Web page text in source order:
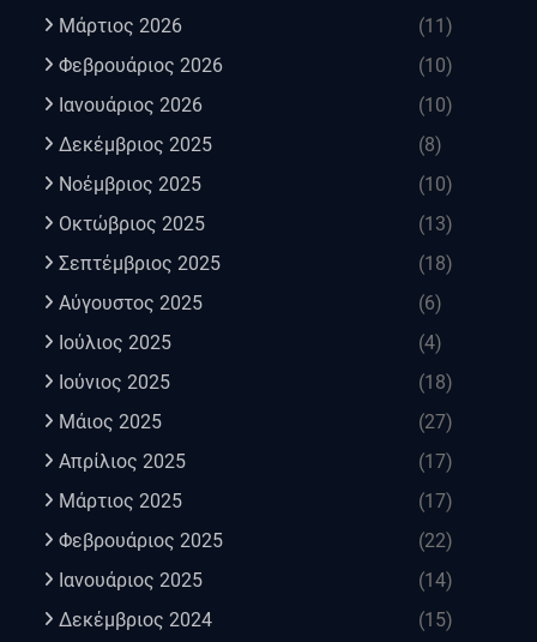
Μάρτιος 2026
(11)
Φεβρουάριος 2026
(10)
Ιανουάριος 2026
(10)
Δεκέμβριος 2025
(8)
Νοέμβριος 2025
(10)
Οκτώβριος 2025
(13)
Σεπτέμβριος 2025
(18)
Αύγουστος 2025
(6)
Ιούλιος 2025
(4)
Ιούνιος 2025
(18)
Μάιος 2025
(27)
Απρίλιος 2025
(17)
Μάρτιος 2025
(17)
Φεβρουάριος 2025
(22)
Ιανουάριος 2025
(14)
Δεκέμβριος 2024
(15)